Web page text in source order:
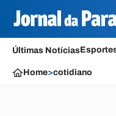
Últimas Notícias
Home>cotidiano